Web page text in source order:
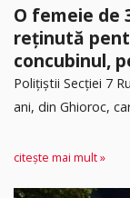
O femeie de
reținută
concubinul,
​Polițiștii Secției 7
ani, din Ghioroc,
citește mai mult »